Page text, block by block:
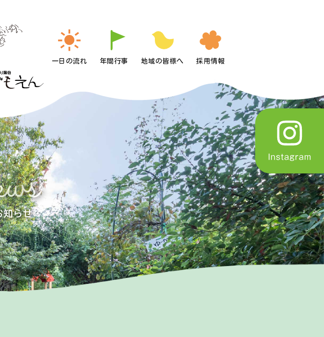
一日の流れ 年間行事 地域の皆様へ 採用情報